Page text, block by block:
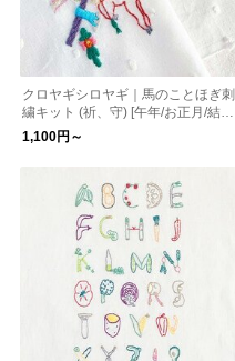
クロヤギシロヤギ｜馬のことほぎ刺
繍キット (祈、守) [午年/お正月/結婚
式/おひなまつり/図案付/うま/ウマ/
駒]
1,100円～